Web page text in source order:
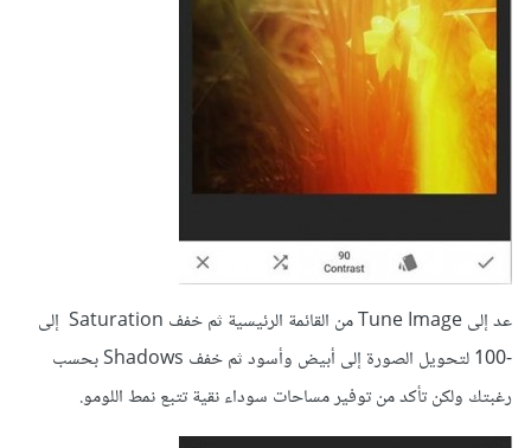
عد إلى Tune Image من القائمة الرئيسية ثم خفف Saturation إلى
-100 لتحويل الصورة إلى أبيض وأسود ثم خفف Shadows بحسب
رغبتك ولكن تأكد من توفير مساحات سوداء نقية تتبع نمط اللومو.